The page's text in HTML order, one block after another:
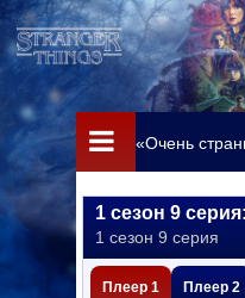
«Очень
1 сезон 9
1 сезон 9 серия
Плеер 1 Плеер 2